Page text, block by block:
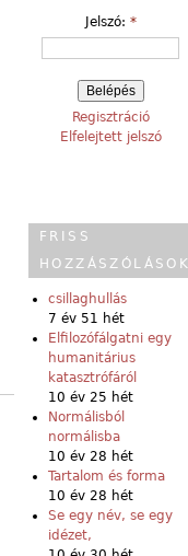
Jelszó: *
Regisztráció
Elfelejtett jelszó
FRISS
HOZZÁSZÓLÁSOK
csillaghullás
7 év 51 hét
Elfilozófálgatni egy
humanitárius
katasztrófáról
10 év 25 hét
Normálisból
normálisba
10 év 28 hét
Tartalom és forma
10 év 28 hét
Se egy név, se egy
idézet,